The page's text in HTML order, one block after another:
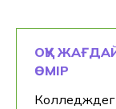
ОҚУ
ӨМІР